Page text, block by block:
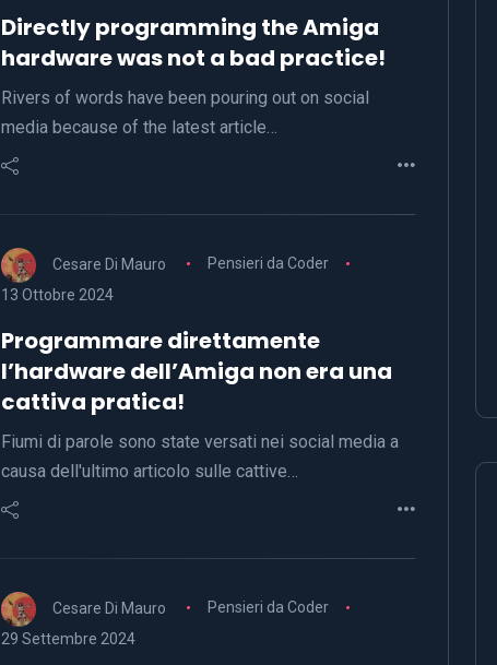
Directly programming the Amiga
hardware was not a bad practice!
Rivers of words have been pouring out on social
media because of the latest article…
Cesare Di Mauro
Pensieri da Coder
13 Ottobre 2024
Programmare direttamente
l’hardware dell’Amiga non era una
cattiva pratica!
Fiumi di parole sono state versati nei social media a
causa dell'ultimo articolo sulle cattive…
Cesare Di Mauro
Pensieri da Coder
29 Settembre 2024